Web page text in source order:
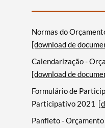
Normas do
[download de
Calendarização -
[download de
Formulário de
Participativo 2021
Panfleto -